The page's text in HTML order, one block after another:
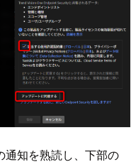
通知を熟読し、下部の